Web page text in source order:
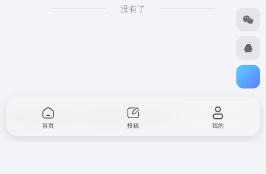
没有了
Copyright © 2026 浙ICP备2023012168号-2
首页 投稿 我的